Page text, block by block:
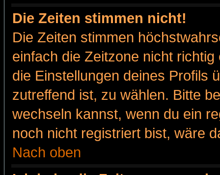
Die Zeiten stimmen nicht!
Die Zeiten stimmen
einfach die Zeitzone nicht
die Einstellungen deines Profils
zutreffend ist, zu wählen. Bitte
wechseln kannst, wenn du ein
noch nicht registriert bist, wäre
Nach oben